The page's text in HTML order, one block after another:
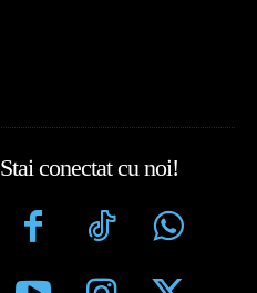
Stai conectat cu noi!